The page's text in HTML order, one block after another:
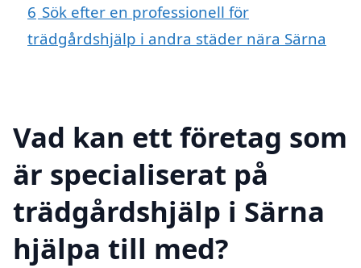
6 Sök efter en professionell för
trädgårdshjälp i andra städer nära Särna
Vad kan ett företag som
är specialiserat på
trädgårdshjälp i Särna
hjälpa till med?